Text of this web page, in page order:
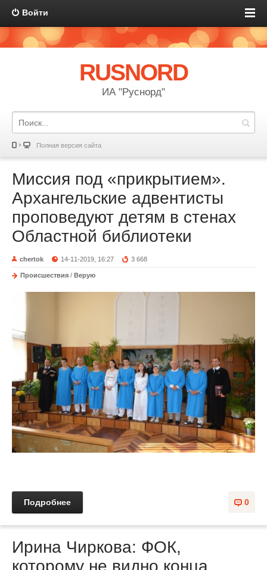
Войти
RUSNORD
ИА "Руснорд"
Полная версия сайта
Миссия под «прикрытием».
Архангельские адвентисты
проповедуют детям в стенах
Областной библиотеки
chertok 14-11-2019, 16:27 3 668
Происшествия / Верую
0
Подробнее
Ирина Чиркова: ФОК,
которому не видно конца